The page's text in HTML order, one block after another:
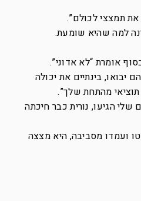
תמצצי לכולם”.
למה שהיא שומעת.
אומרת “לא אדוני”.
בינתיים את יכולה
מהתחת שלך”.
שלי הגיעו, נורית כבר חיכתה
ועמדו מסביבה, היא מצצה